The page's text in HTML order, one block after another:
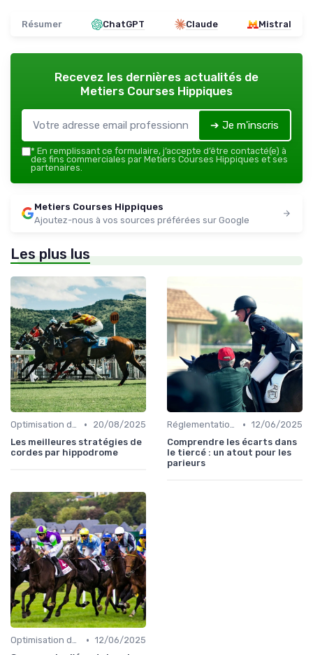
Résumer ChatGPT Claude Mistral
Recevez les dernières actualités de
Metiers Courses Hippiques
➔ Je m'inscris
* En remplissant ce formulaire, j’accepte d’être contacté(e) à
des fins commerciales par Metiers Courses Hippiques et ses
partenaires.
Metiers Courses Hippiques
Ajoutez-nous à vos sources préférées sur Google
Les plus lus
Optimisation des performances •
20/08/2025
Les meilleures stratégies de
cordes par hippodrome
Réglementation des courses • 12/06/2025
Comprendre les écarts dans
le tiercé : un atout pour les
parieurs
Optimisation des performances • 12/06/2025